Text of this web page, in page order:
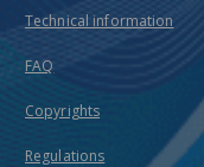
Technical information
FAQ
Copyrights
Regulations